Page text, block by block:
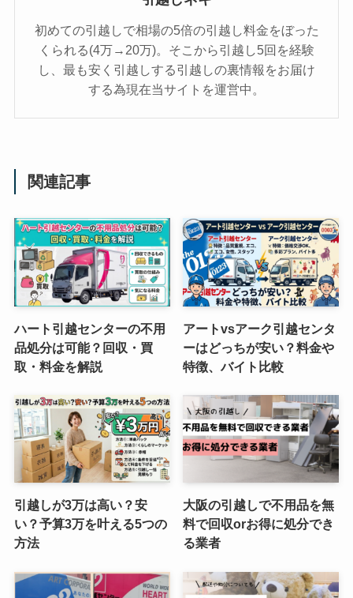
初めての引越しで相場の5倍の引越し料金をぼった
くられる(4万→20万)。そこから引越し5回を経験
し、最も安く引越しする引越しの裏情報をお届け
する為現在当サイトを運営中。
関連記事
ハート引越センターの不用
品処分は可能？回収・買
取・料金を解説
アートvsアーク引越センタ
ーはどっちが安い？料金や
特徴、バイト比較
引越しが3万は高い？安
い？予算3万を叶える5つの
方法
大阪の引越しで不用品を無
料で回収orお得に処分でき
る業者